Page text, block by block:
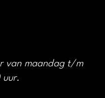
van maandag t/m
uur.